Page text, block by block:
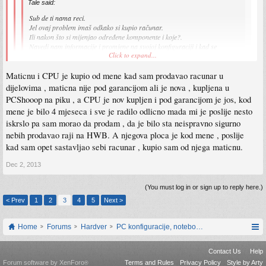
Tale said:
Sub de ti nama reci.
Jel ovaj problem imaš odkako si kupio računar.
Ili nakon što si mijenjao određene komponente i koje?.
Navedi nam informacije i promjene na svojoj konfiguraciji i kad se
Sa starom konfiguracijom nisam imao ništa od navedenih problema.
Nedavno sam nadogradio sistem, uzeo novu grafičku, a zatim cpu, matičnu i
ram, pošto mi je cpu bio usko grlo.
Od starog sistema je ostala napojna i taj hdd.
Kao što znaš i napojnu sam promijenio nedavno.
Evo radi aida64 stress test već pola sata bez onog problema, izgleda da se
javlja kako kad.
S tim da sam ovaj put malo mijenjao postavke biosa.
Stavio vcore na 1.31, a memoriju podigao na 1866, latencije na 10-10-10-27
Click to expand...
Jesu li CPU, Matična i Ram novi ili polovni uzeti, zajedno ili odvojeno ?.
Click to expand...
Maticnu i CPU je kupio od mene kad sam prodavao racunar u
dijelovima , maticna nije pod garancijom ali je nova , kupljena u
PCShooop na piku , a CPU je nov kupljen i pod garancijom je jos, kod
mene je bilo 4 mjeseca i sve je radilo odlicno mada mi je poslije nesto
iskrslo pa sam morao da prodam , da je bilo sta neispravno sigurno
nebih prodavao raji na HWB. A njegova ploca je kod mene , poslije
kad sam opet sastavljao sebi racunar , kupio sam od njega maticnu.
Dec 2, 2013
(You must log in or sign up to reply here.)
< Prev
1 2 3 4 5 Next >
Home Forums Hardver PC konfiguracije, notebook računari, servis
Contact Us
Help
Terms and Rules
Privacy Policy Style by Arty
Forum software by XenForo®